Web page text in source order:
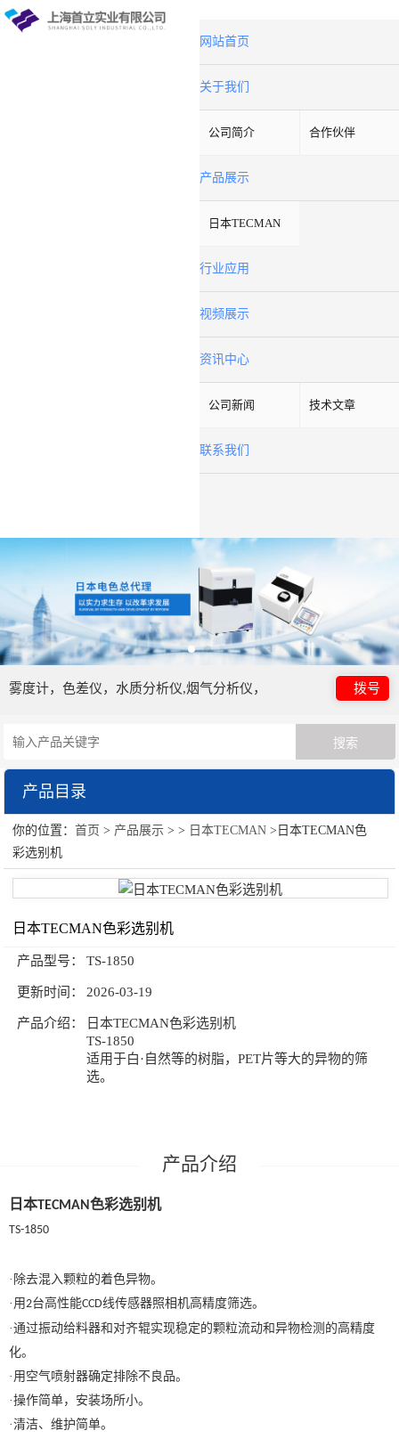
网站首页
关于我们
公司简介 合作伙伴
产品展示
日本TECMAN
行业应用
视频展示
资讯中心
公司新闻 技术文章
联系我们
雾度计，色差仪，水质分析仪,烟气分析仪， 拨号
产品目录
日本TECMAN
你的位置：首页 > 产品展示 > > 日本TECMAN >日本TECMAN色
彩选别机
日本TECMAN色彩选别机
产品型号： TS-1850
更新时间： 2026-03-19
产品介绍：
日本TECMAN色彩选别机
TS-1850
适用于白·自然等的树脂，PET片等大的异物的筛
选。
产品介绍
日本TECMAN色彩选别机
TS-1850
·除去混入颗粒的着色异物。
·用2台高性能CCD线传感器照相机高精度筛选。
·通过振动给料器和对齐辊实现稳定的颗粒流动和异物检测的高精度
化。
·用空气喷射器确定排除不良品。
·操作简单，安装场所小。
·清洁、维护简单。